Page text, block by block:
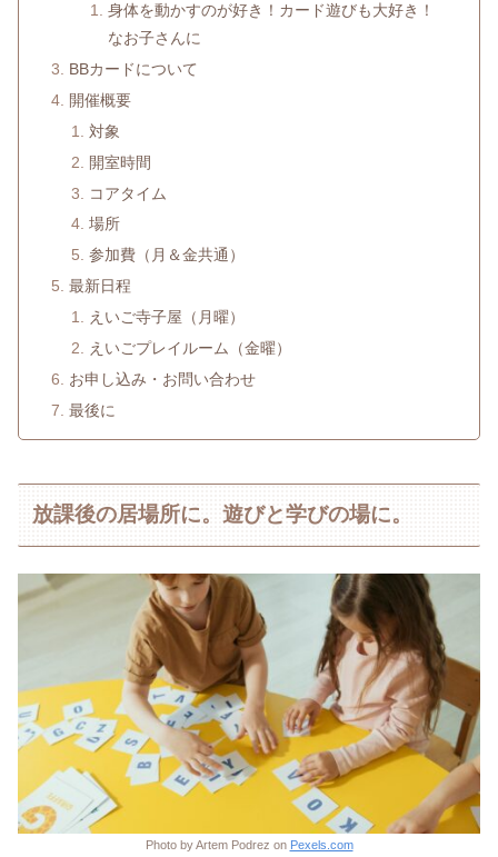
身体を動かすのが好き！カード遊びも大好き！
なお子さんに
BBカードについて
開催概要
対象
開室時間
コアタイム
場所
参加費（月＆金共通）
最新日程
えいご寺子屋（月曜）
えいごプレイルーム（金曜）
お申し込み・お問い合わせ
最後に
放課後の居場所に。遊びと学びの場に。
Photo by Artem Podrez on Pexels.com